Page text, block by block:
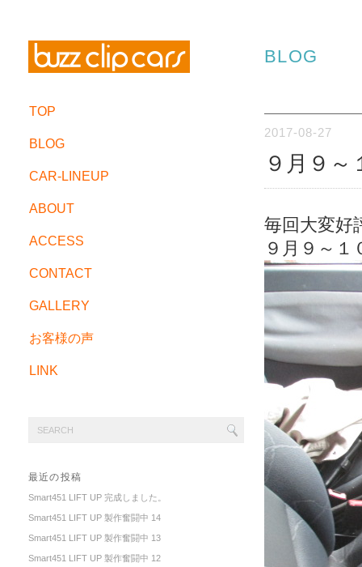
TOP
BLOG
CAR-LINEUP
ABOUT
ACCESS
CONTACT
GALLERY
お客様の声
LINK
最近の投稿
Smart451 LIFT UP 完成しました。
Smart451 LIFT UP 製作奮闘中 14
Smart451 LIFT UP 製作奮闘中 13
Smart451 LIFT UP 製作奮闘中 12
BLOG
2017-08-27
９月９
毎回大変
９月９～